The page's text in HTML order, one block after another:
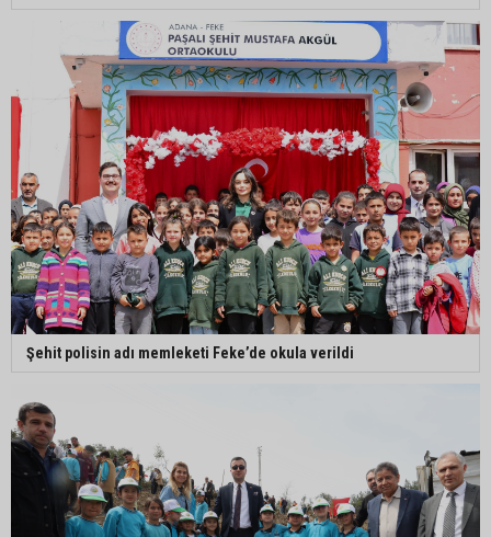
Şehit polisin adı memleketi Feke’de okula verildi